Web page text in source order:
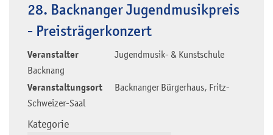
28. Backnanger Jugendmusikpreis
- Preisträgerkonzert
Veranstalter
Jugendmusik- & Kunstschule
Backnang
Veranstaltungsort
Backnanger Bürgerhaus, Fritz-
Schweizer-Saal
Kategorie